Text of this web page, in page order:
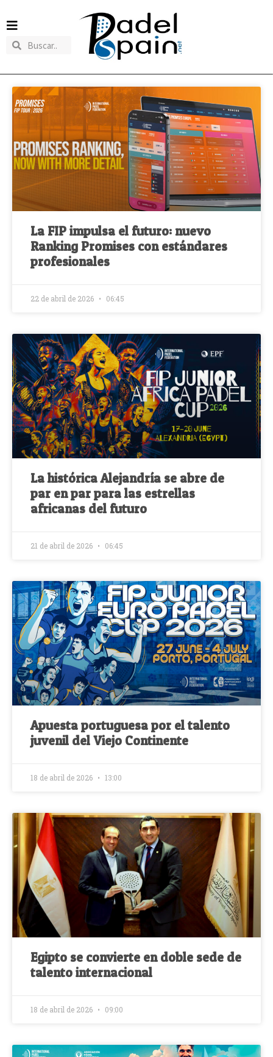
La FIP impulsa el futuro: nuevo
Ranking Promises con estándares
profesionales
22 de abril de 2026 06:45
La histórica Alejandría se abre de
par en par para las estrellas
africanas del futuro
21 de abril de 2026 06:45
Apuesta portuguesa por el talento
juvenil del Viejo Continente
18 de abril de 2026 13:00
Egipto se convierte en doble sede de
talento internacional
18 de abril de 2026 09:00